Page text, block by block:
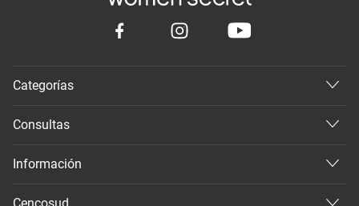
Categorías
Consultas
Información
Cencosud